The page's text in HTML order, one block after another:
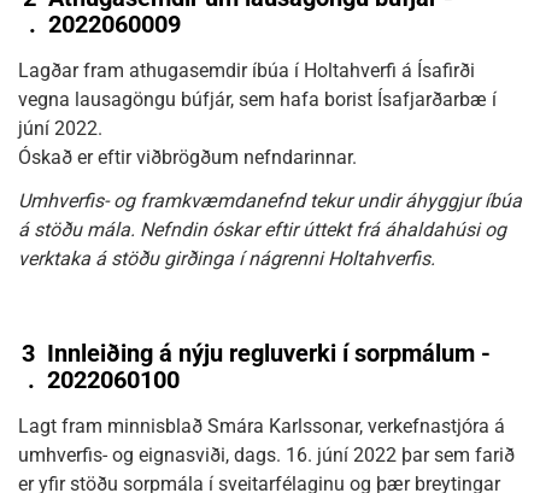
. 2022060009
Lagðar fram athugasemdir íbúa í Holtahverfi á Ísafirði
vegna lausagöngu búfjár, sem hafa borist Ísafjarðarbæ í
júní 2022.
Óskað er eftir viðbrögðum nefndarinnar.
Umhverfis- og framkvæmdanefnd tekur undir áhyggjur íbúa
á stöðu mála. Nefndin óskar eftir úttekt frá áhaldahúsi og
verktaka á stöðu girðinga í nágrenni Holtahverfis.
3
.
Innleiðing á nýju regluverki í sorpmálum -
2022060100
Lagt fram minnisblað Smára Karlssonar, verkefnastjóra á
umhverfis- og eignasviði, dags. 16. júní 2022 þar sem farið
er yfir stöðu sorpmála í sveitarfélaginu og þær breytingar